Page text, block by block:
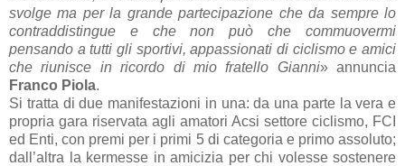
svolge ma per la grande partecipazione che da sempre lo
contraddistingue e che non può che commuovermi
pensando a tutti gli sportivi, appassionati di ciclismo e amici
che riunisce in ricordo di mio fratello Gianni» annuncia
Franco Piola.
Si tratta di due manifestazioni in una: da una parte la vera e
propria gara riservata agli amatori Acsi settore ciclismo, FCI
ed Enti, con premi per i primi 5 di categoria e primo assoluto;
dall’altra la kermesse in amicizia per chi volesse sostenere